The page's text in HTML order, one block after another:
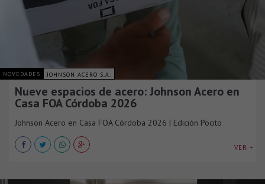
NOVEDADES JOHNSON ACERO S.A.
Nueve espacios de acero: Johnson Acero en
Casa FOA Córdoba 2026
Johnson Acero en Casa FOA Córdoba 2026 | Edición Pocito
VER +